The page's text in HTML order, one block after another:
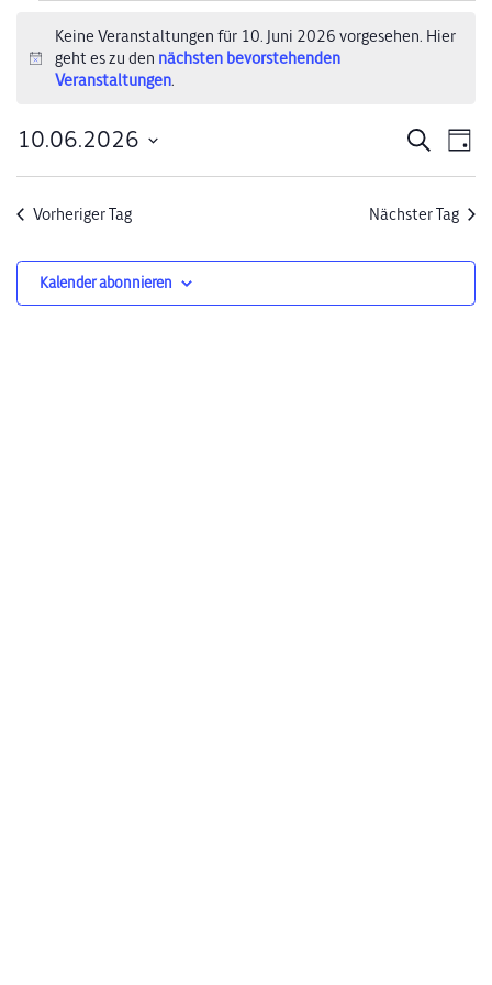
Veranstaltungen
für
2026
Hinweis
Keine Veranstaltungen für 10. Juni 2026 vorgesehen. Hier
geht es zu den nächsten bevorstehenden
Veranstaltungen.
Suche
und
Suche
Tag
10.06.2026
Vorheriger Tag
Nächster Tag
Kalender abonnieren